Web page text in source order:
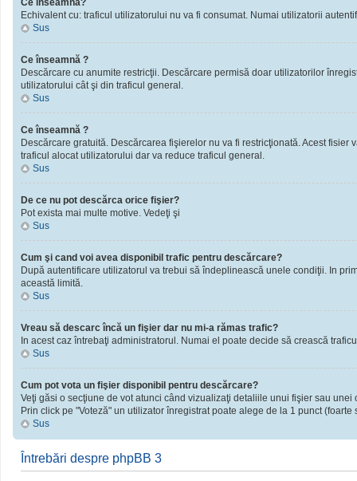
Ce înseamnă?
Echivalent cu: traficul utilizatorului nu va fi consumat. Numai utilizatorii
Sus
Ce înseamnă ?
Descărcare cu anumite restricţii. Descărcare permisă doar utilizatorilor
utilizatorului cât şi din traficul general.
Sus
Ce înseamnă ?
Descărcare gratuită. Descărcarea fişierelor nu va fi restricţionată. Acest
traficul alocat utilizatorului dar va reduce traficul general.
Sus
De ce nu pot descărca orice fişier?
Pot exista mai multe motive. Vedeţi şi
Sus
Cum şi cand voi avea disponibil trafic pentru descărcare?
După autentificare utilizatorul va trebui să îndeplinească unele condiţii. In
această limită.
Sus
Vreau să descarc încă un fişier dar nu mi-a rămas trafic?
In acest caz întrebaţi administratorul. Numai el poate decide să crească
Sus
Cum pot vota un fişier disponibil pentru descărcare?
Veţi găsi o secţiune de vot atunci când vizualizaţi detaliile unui fişier sau unei
Prin click pe "Voteză" un utilizator înregistrat poate alege de la 1 punct
Sus
Întrebări despre phpBB 3